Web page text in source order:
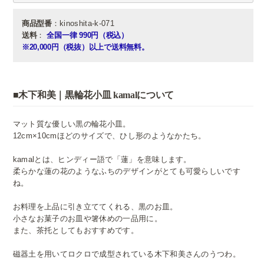
商品型番：kinoshita-k-071
送料： 全国一律 990円（税込）
※20,000円（税抜）以上で送料無料。
■木下和美｜黒輪花小皿 kamalについて
マット質な優しい黒の輪花小皿。
12cm×10cmほどのサイズで、ひし形のようなかたち。
kamalとは、ヒンディー語で「蓮」を意味します。
柔らかな蓮の花のようなふちのデザインがとても可愛らしいです
ね。
お料理を上品に引き立ててくれる、黒のお皿。
小さなお菓子のお皿や箸休めの一品用に。
また、茶托としてもおすすめです。
磁器土を用いてロクロで成型されている木下和美さんのうつわ。